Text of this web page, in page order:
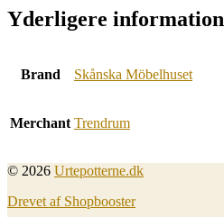
Yderligere information
Brand Skånska Möbelhuset
Merchant Trendrum
© 2026 Urtepotterne.dk
Drevet af Shopbooster